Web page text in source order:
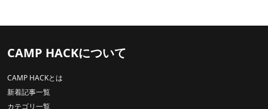
CAMP HACKについて
CAMP HACKとは
新着記事一覧
カテゴリ一覧